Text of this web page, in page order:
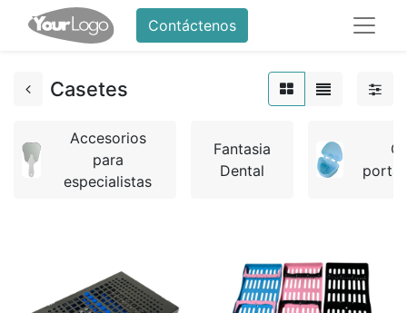
Contáctenos
Casetes
Accesorios
para
especialistas
Fantasia
Dental